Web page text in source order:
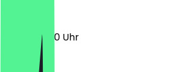
10:00 - 18:00 Uhr